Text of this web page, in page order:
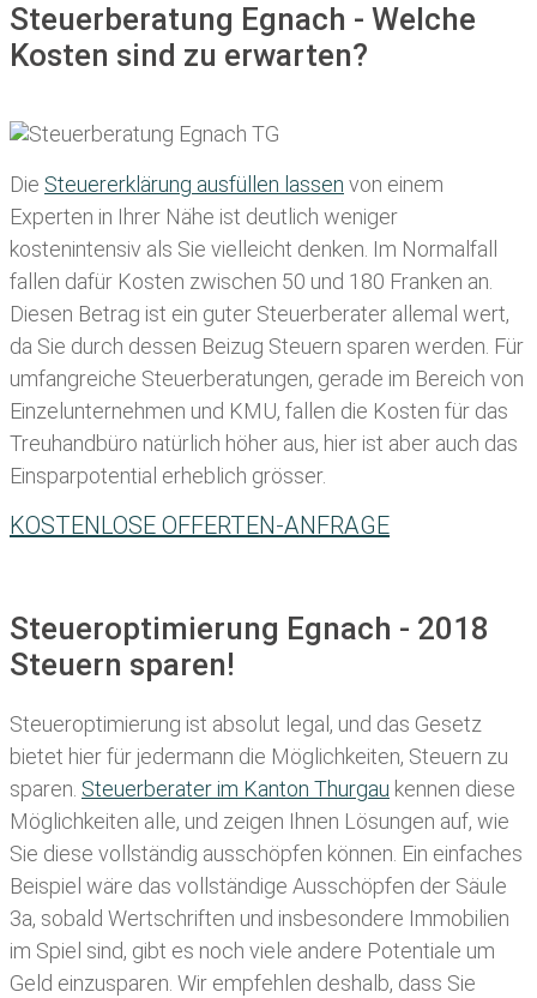
Steuerberatung Egnach - Welche
Kosten sind zu erwarten?
Die Steuererklärung ausfüllen lassen von einem
Experten in Ihrer Nähe ist deutlich weniger
kostenintensiv als Sie vielleicht denken. Im Normalfall
fallen dafür Kosten zwischen 50 und 180 Franken an.
Diesen Betrag ist ein guter Steuerberater allemal wert,
da Sie durch dessen Beizug Steuern sparen werden. Für
umfangreiche Steuerberatungen, gerade im Bereich von
Einzelunternehmen und KMU, fallen die Kosten für das
Treuhandbüro natürlich höher aus, hier ist aber auch das
Einsparpotential erheblich grösser.
KOSTENLOSE OFFERTEN-ANFRAGE
Steueroptimierung Egnach - 2018
Steuern sparen!
Steueroptimierung ist absolut legal, und das Gesetz
bietet hier für jedermann die Möglichkeiten, Steuern zu
sparen. Steuerberater im K anton Thurgau kennen diese
Möglichkeiten alle, und zeigen Ihnen Lösungen auf, wie
Sie diese vollständig ausschöpfen können. Ein einfaches
Beispiel wäre das vollständige Ausschöpfen der Säule
3a, sobald Wertschriften und insbesondere Immobilien
im Spiel sind, gibt es noch viele andere Potentiale um
Geld einzusparen. Wir empfehlen deshalb, dass Sie